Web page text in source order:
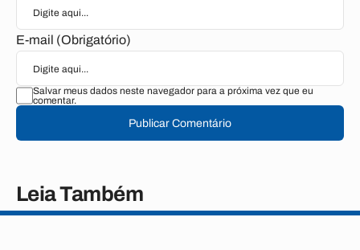
E-mail (Obrigatório)
Salvar meus dados neste navegador para a próxima vez que eu
comentar.
Publicar Comentário
Leia Também